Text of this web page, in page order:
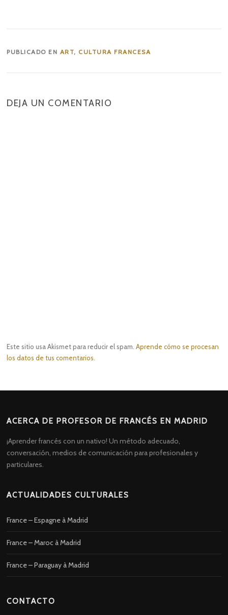
PUBLICADO EN ART, CULTURA FRANCESA
DEJA UN COMENTARIO
Este sitio usa Akismet para reducir el spam.Aprende cómo se procesan
los datos de tus comentarios.
ACERCA DE PROFESOR DE FRANCÉS EN MADRID
¡Aprender francés con un nativo! Un método adecuado,
conversación, medios de comunicación para profesionales y
particulares.
ACTUALIDADES CULTURALES
France – Espagne à Madrid
France – Maroc à Madrid
France – Paraguay à Madrid
CONTACTO